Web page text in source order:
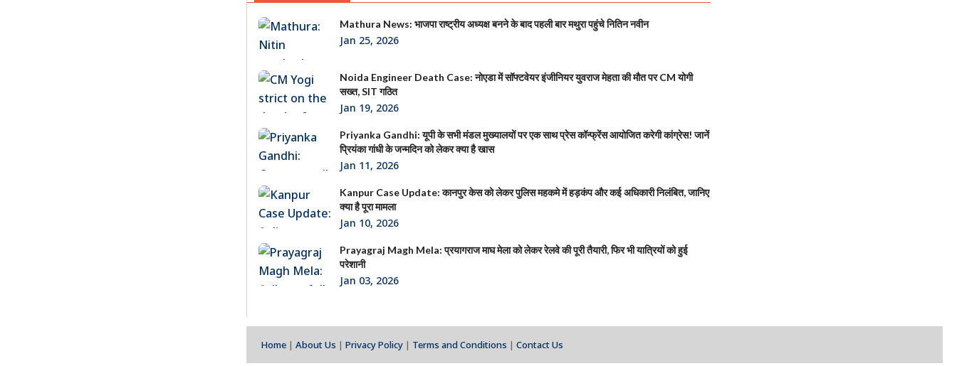
Mathura News: भाजपा राष्ट्रीय अध्यक्ष बनने के बाद पहली बार मथुरा पहुंचे नितिन नवीन
Jan 25, 2026
Noida Engineer Death Case: नोएडा में सॉफ्टवेयर इंजीनियर युवराज मेहता की मौत पर CM योगी
सख्त, SIT गठित
Jan 19, 2026
Priyanka Gandhi: यूपी के सभी मंडल मुख्यालयों पर एक साथ प्रेस कॉन्फ्रेंस आयोजित करेगी कांग्रेस! जानें
प्रियंका गांधी के जन्मदिन को लेकर क्या है खास
Jan 11, 2026
Kanpur Case Update: कानपुर केस को लेकर पुलिस महकमे में हड़कंप और कई अधिकारी निलंबित, जानिए
क्या है पूरा मामला
Jan 10, 2026
Prayagraj Magh Mela: प्रयागराज माघ मेला को लेकर रेलवे की पूरी तैयारी, फिर भी यात्रियों को हुई
परेशानी
Jan 03, 2026
Home |About Us |Privacy Policy | Terms and Conditions |Contact Us